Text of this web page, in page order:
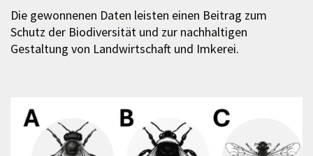
Die gewonnenen Daten leisten einen Beitrag zum
Schutz der Biodiversität und zur nachhaltigen
Gestaltung von Landwirtschaft und Imkerei.